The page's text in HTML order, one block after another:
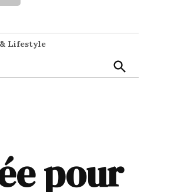
Lifestyle
pour